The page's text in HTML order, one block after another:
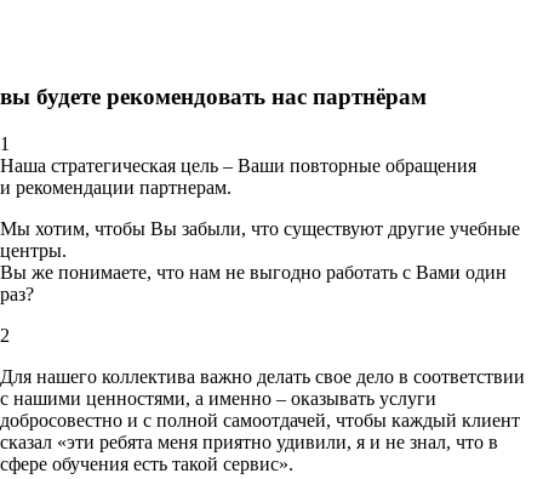
вы будете рекомендовать нас партнёрам
1
Наша стратегическая цель – Ваши повторные обращения
и рекомендации партнерам.
Мы хотим, чтобы Вы забыли, что существуют другие учебные
центры.
Вы же понимаете, что нам не выгодно работать с Вами один
раз?
2
Для нашего коллектива важно делать свое дело в соответствии
с нашими ценностями, а именно – оказывать услуги
добросовестно и с полной самоотдачей, чтобы каждый клиент
сказал «эти ребята меня приятно удивили, я и не знал, что в
сфере обучения есть такой сервис».